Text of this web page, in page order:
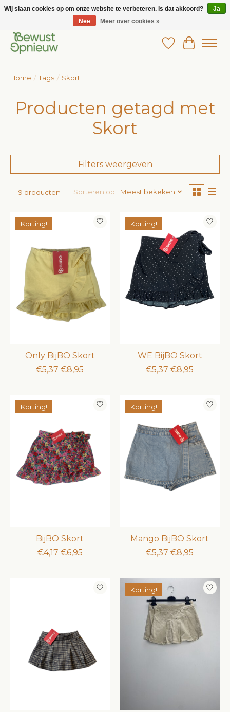
Wij bieden het grootste aanbod in betaalbare kinderkleding!
Verlanglijst
Home / Tags / Skort
Producten getagd met
Skort
Filters weergeven
9 producten Sorteren op Meest bekeken
Korting!
Only BijBO Skort
€5,37 €8,95
Korting!
WE BijBO Skort
€5,37 €8,95
Korting!
BijBO Skort
€4,17 €6,95
Korting!
Mango BijBO Skort
€5,37 €8,95
Korting!
Wij slaan cookies op om onze website te verbeteren. Is dat akkoord?
Ja
Nee
Meer over cookies »